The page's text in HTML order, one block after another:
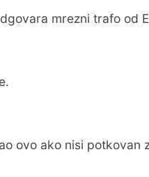
mrezni trafo od
ovo ako nisi potkovan